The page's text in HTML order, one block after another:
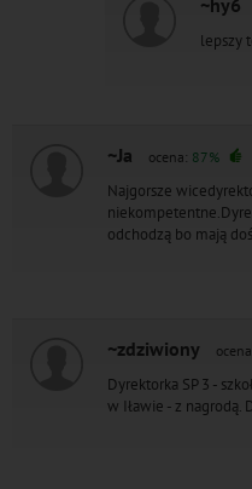
lepszy
~Ja ocena: 87%
Najgorsze
odchodzą bo mają
~zdziwiony
Dyrektorka SP 3 -
w Iławie - z nagrodą.